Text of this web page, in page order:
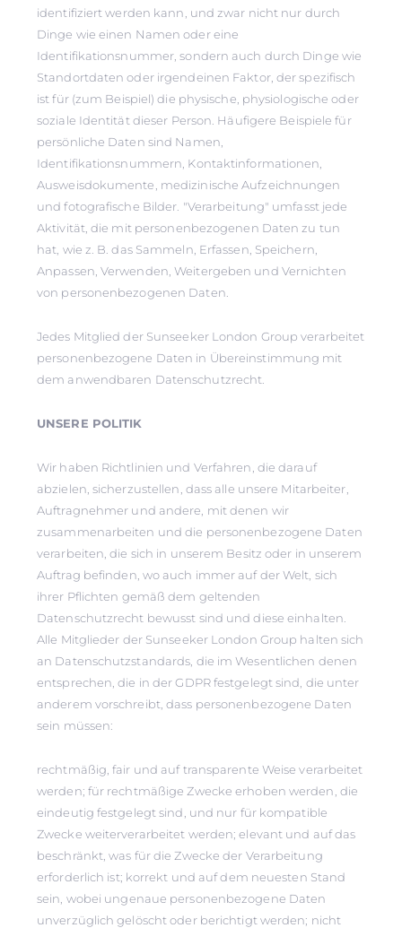
identifiziert werden kann, und zwar nicht nur durch
Dinge wie einen Namen oder eine
Identifikationsnummer, sondern auch durch Dinge wie
Standortdaten oder irgendeinen Faktor, der spezifisch
ist für (zum Beispiel) die physische, physiologische oder
soziale Identität dieser Person. Häufigere Beispiele für
persönliche Daten sind Namen,
Identifikationsnummern, Kontaktinformationen,
Ausweisdokumente, medizinische Aufzeichnungen
und fotografische Bilder. "Verarbeitung" umfasst jede
Aktivität, die mit personenbezogenen Daten zu tun
hat, wie z. B. das Sammeln, Erfassen, Speichern,
Anpassen, Verwenden, Weitergeben und Vernichten
von personenbezogenen Daten.
Jedes Mitglied der Sunseeker London Group verarbeitet
personenbezogene Daten in Übereinstimmung mit
dem anwendbaren Datenschutzrecht.
UNSERE POLITIK
Wir haben Richtlinien und Verfahren, die darauf
abzielen, sicherzustellen, dass alle unsere Mitarbeiter,
Auftragnehmer und andere, mit denen wir
zusammenarbeiten und die personenbezogene Daten
verarbeiten, die sich in unserem Besitz oder in unserem
Auftrag befinden, wo auch immer auf der Welt, sich
ihrer Pflichten gemäß dem geltenden
Datenschutzrecht bewusst sind und diese einhalten.
Alle Mitglieder der Sunseeker London Group halten sich
an Datenschutzstandards, die im Wesentlichen denen
entsprechen, die in der GDPR festgelegt sind, die unter
anderem vorschreibt, dass personenbezogene Daten
sein müssen:
rechtmäßig, fair und auf transparente Weise verarbeitet
werden; für rechtmäßige Zwecke erhoben werden, die
eindeutig festgelegt sind, und nur für kompatible
Zwecke weiterverarbeitet werden; elevant und auf das
beschränkt, was für die Zwecke der Verarbeitung
erforderlich ist; korrekt und auf dem neuesten Stand
sein, wobei ungenaue personenbezogene Daten
unverzüglich gelöscht oder berichtigt werden; nicht